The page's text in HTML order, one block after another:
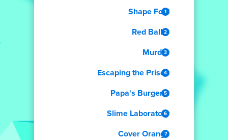
Shape Fold
Red Ball 4
Murder
Escaping the Prison
Papa's Burgeria
Slime Laboratory
Cover Orange